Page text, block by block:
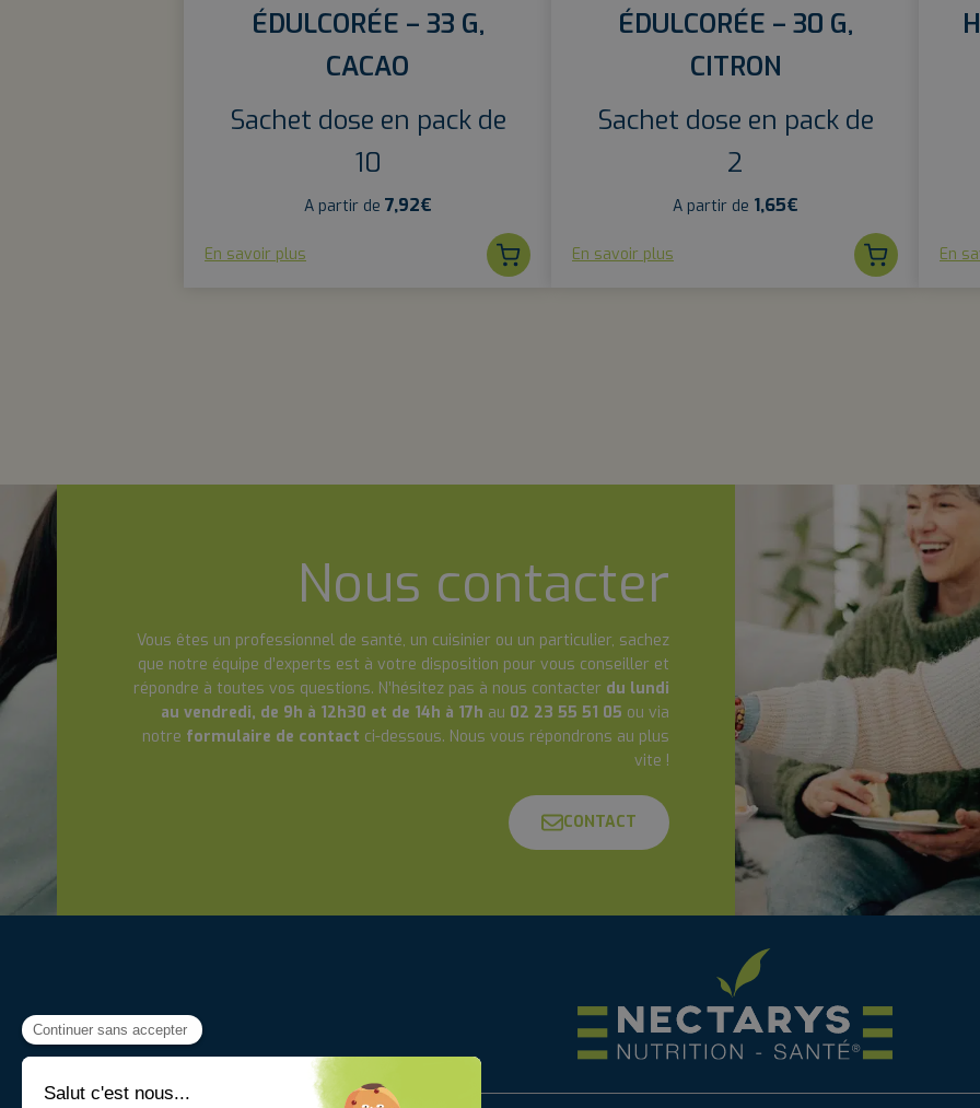
ÉDULCORÉE – 33 G,
CACAO
Sachet dose en pack de
10
A partir de 7,92€
En savoir plus
ÉDULCORÉE – 30 G,
CITRON
Sachet dose en pack de
2
A partir de 1,65€
En savoir plus En
Nous contacter
Vous êtes un professionnel de santé, un cuisinier ou un particulier, sachez
que notre équipe d’experts est à votre disposition pour vous conseiller et
répondre à toutes vos questions. N’hésitez pas à nous contacter du lundi
au vendredi, de 9h à 12h30 et de 14h à 17h au 02 23 55 51 05 ou via
notre formulaire de contact ci-dessous. Nous vous répondrons au plus
vite !
CONTACT